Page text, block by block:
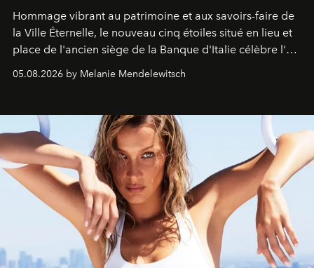
Hommage vibrant au patrimoine et aux savoirs-faire de
la Ville Éternelle, le nouveau cinq étoiles situé en lieu et
place de l'ancien siège de la Banque d'Italie célèbre l'art
05.08.2026 by Melanie Mendelewitsch